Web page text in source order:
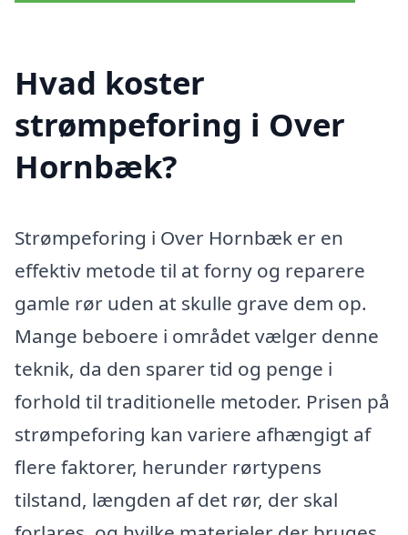
Hvad koster
strømpeforing i Over
Hornbæk?
Strømpeforing i Over Hornbæk er en
effektiv metode til at forny og reparere
gamle rør uden at skulle grave dem op.
Mange beboere i området vælger denne
teknik, da den sparer tid og penge i
forhold til traditionelle metoder. Prisen på
strømpeforing kan variere afhængigt af
flere faktorer, herunder rørtypens
tilstand, længden af det rør, der skal